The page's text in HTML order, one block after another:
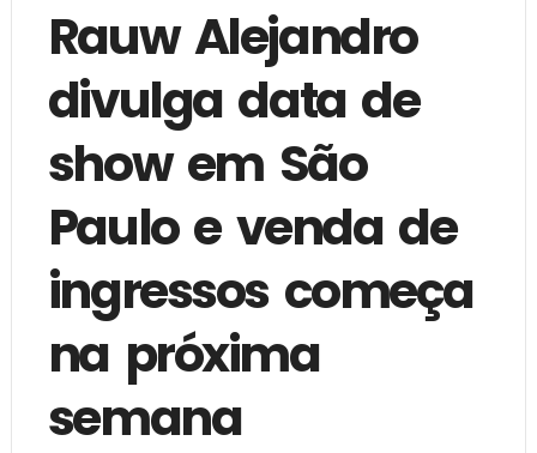
Rauw Alejandro
divulga data de
show em São
Paulo e venda de
ingressos começa
na próxima
semana